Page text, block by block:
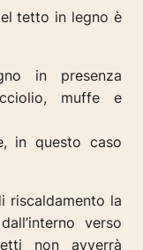
tetto in legno è
in presenza
muffe e
in questo caso
riscaldamento la
verso
non avverrà